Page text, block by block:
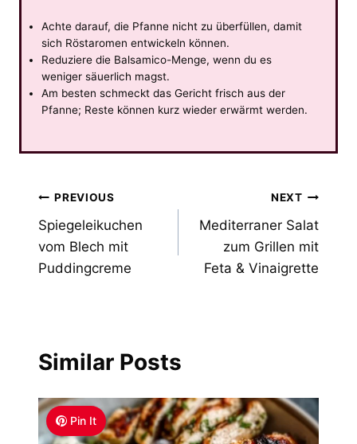
Achte darauf, die Pfanne nicht zu überfüllen, damit
sich Röstaromen entwickeln können.
Reduziere die Balsamico-Menge, wenn du es
weniger säuerlich magst.
Am besten schmeckt das Gericht frisch aus der
Pfanne; Reste können kurz wieder erwärmt werden.
Post
navigation
PREVIOUS
Spiegeleikuchen
vom Blech mit
Puddingcreme
NEXT
Mediterraner Salat
zum Grillen mit
Feta & Vinaigrette
Similar Posts
Pin It